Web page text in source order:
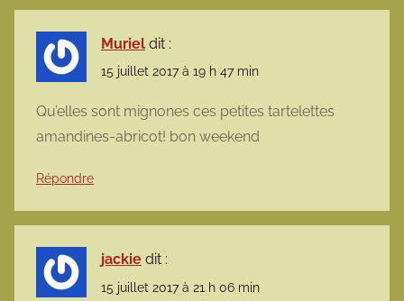
Muriel dit :
15 juillet 2017 à 19 h 47 min
Qu’elles sont mignones ces petites tartelettes
amandines-abricot! bon weekend
Répondre
jackie dit :
15 juillet 2017 à 21 h 06 min